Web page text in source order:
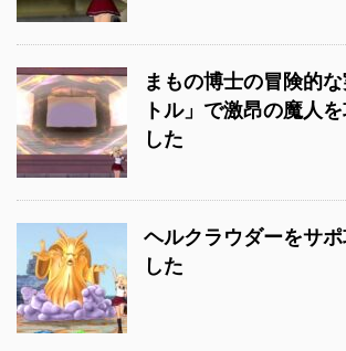
まもの博士の冒険的
トル」で激昂の魔人
した
ヘルクラウダーをサ
した